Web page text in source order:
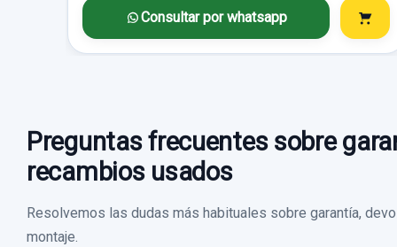
Consultar por whatsapp
Preguntas frecuentes sobre
recambios usados
Resolvemos las dudas más habituales sobre garantía,
montaje.